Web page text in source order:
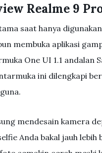
Realme 9
saat hanya
membuka aplikasi
One UI 1.1 andalan
ini dilengkapi
mendesain kamera
Anda bakal jauh